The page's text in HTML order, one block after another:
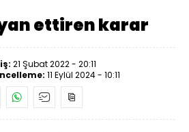
ettiren karar
21 Şubat 2022 - 20:11
11 Eylül 2024 - 10:11